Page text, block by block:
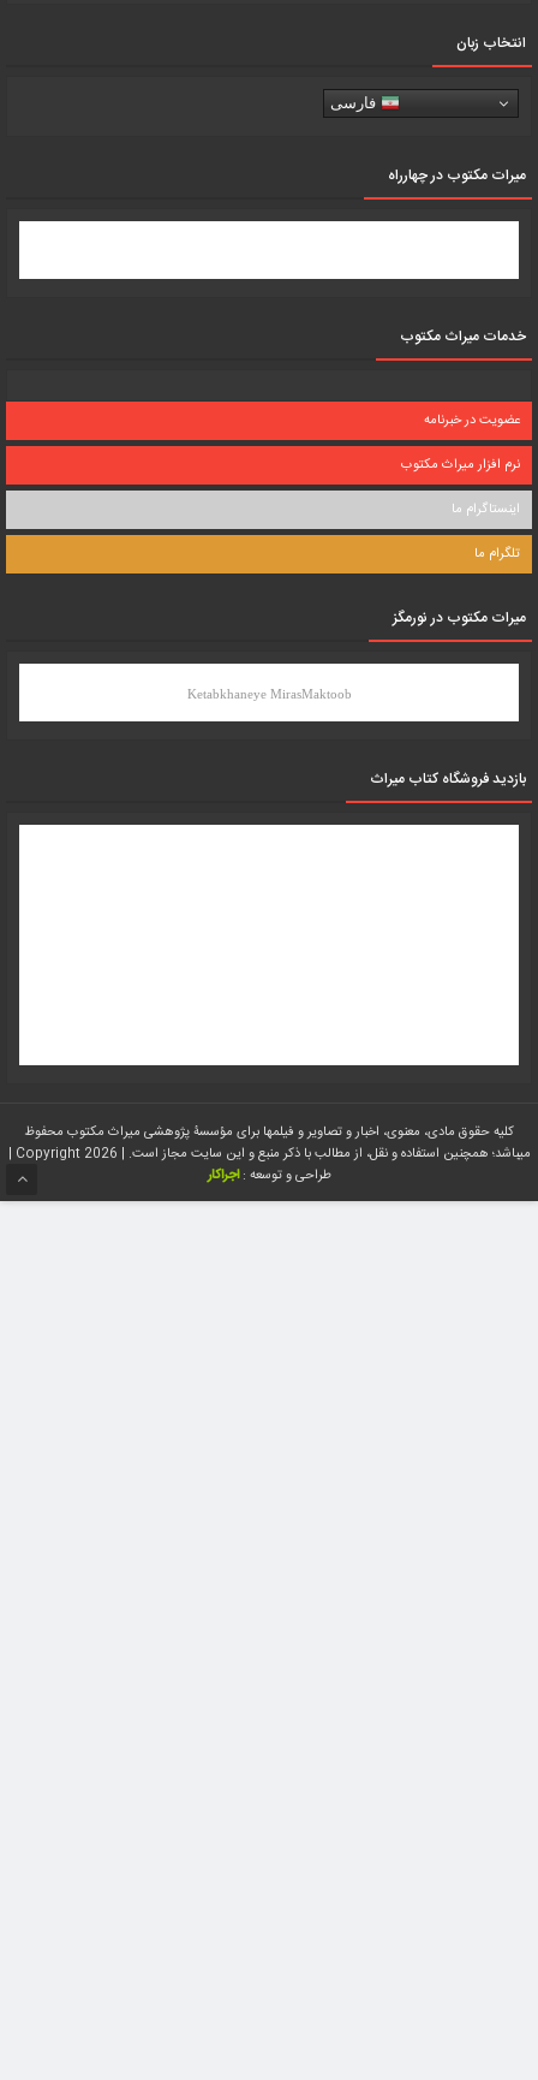
انتخاب زبان
فارسی
میرات مکتوب در چهارراه
خدمات میراث مکتوب
عضویت در خبرنامه
نرم افزار میراث مکتوب
اینستاگرام ما
تلگرام ما
میرات مکتوب در نورمگز
Ketabkhaneye MirasMaktoob
بازدید فروشگاه کتاب میراث
کلیه حقوق مادی، معنوی، اخبار و تصاویر و فیلمها برای مؤسسۀ پژوهشی میراث مکتوب محفوظ
میباشد؛ همچنین استفاده و نقل، از مطالب با ذکر منبع و این سایت مجاز است. | Copyright 2026 |
طراحی و توسعه : اجراکار